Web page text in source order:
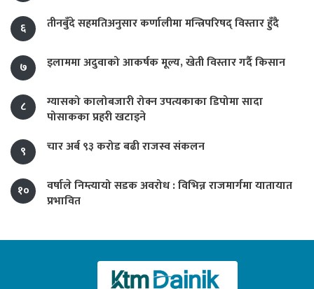
६ तीनबुँदे सहमतिअनुसार कर्णालीमा मन्त्रिपरिषद् विस्तार हुँदै
७ इलाममा अदुवाको आकर्षक मूल्य, खेती विस्तार गर्दै किसान
८
ग्यासको कालोबजारी रोक्न उपत्यकाका डिपोमा सादा
पोसाकका प्रहरी खटाइने
९
चार अर्ब ९३ करोड बढी राजस्व संकलन
१०
वर्षाले निम्त्यायो सडक अवरोध : विभिन्न राजमार्गमा यातायात
प्रभावित